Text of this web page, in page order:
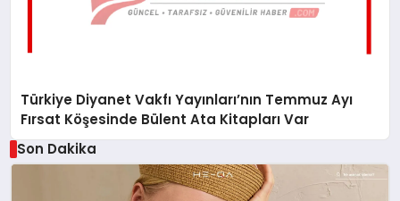
Türkiye Diyanet Vakfı Yayınları’nın Temmuz Ayı
Fırsat Köşesinde Bülent Ata Kitapları Var
Son Dakika